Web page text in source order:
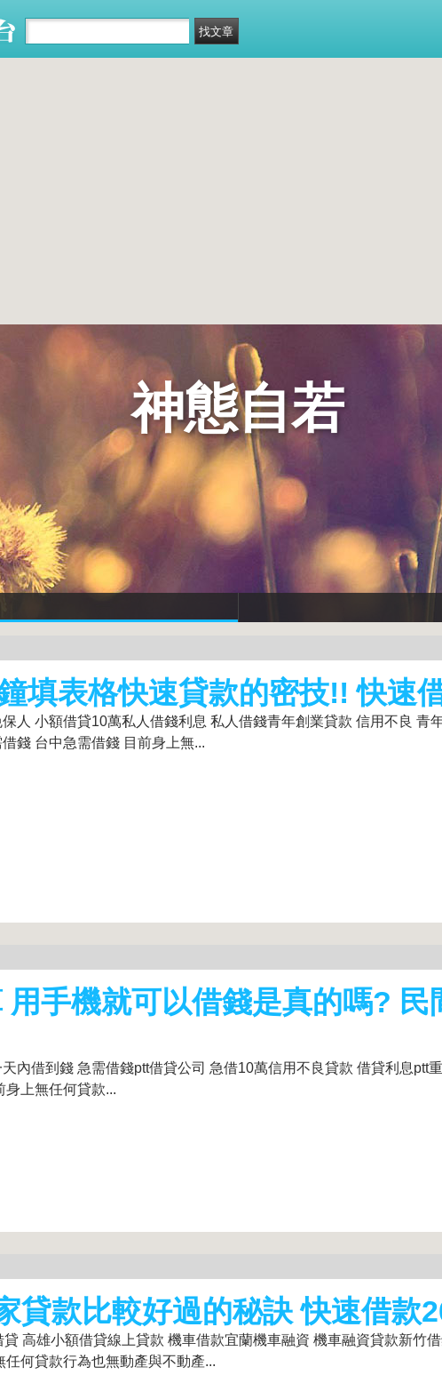
神態自若
填表格快速貸款的密技!! 快速
人 小額借貸10萬私人借錢利息 私人借錢青年創業貸款 信用不良 青
錢 台中急需借錢 目前身上無...
手機就可以借錢是真的嗎? 民
內借到錢 急需借錢ptt借貸公司 急借10萬信用不良貸款 借貸利息ptt
身上無任何貸款...
貸款比較好過的秘訣 快速借款
高雄小額借貸線上貸款 機車借款宜蘭機車融資 機車融資貸款新竹
何貸款行為也無動產與不動產...